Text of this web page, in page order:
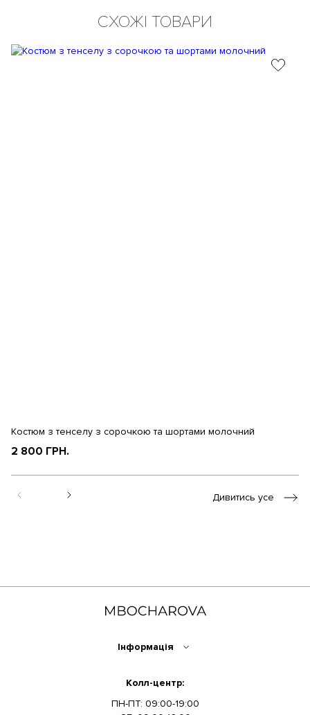
СХОЖІ ТОВАРИ
Костюм з тенселу з сорочкою та шортами молочний
2 800 ГРН.
Дивитись усе
Інформація
Колл-центр:
ПН-ПТ: 09:00-19:00